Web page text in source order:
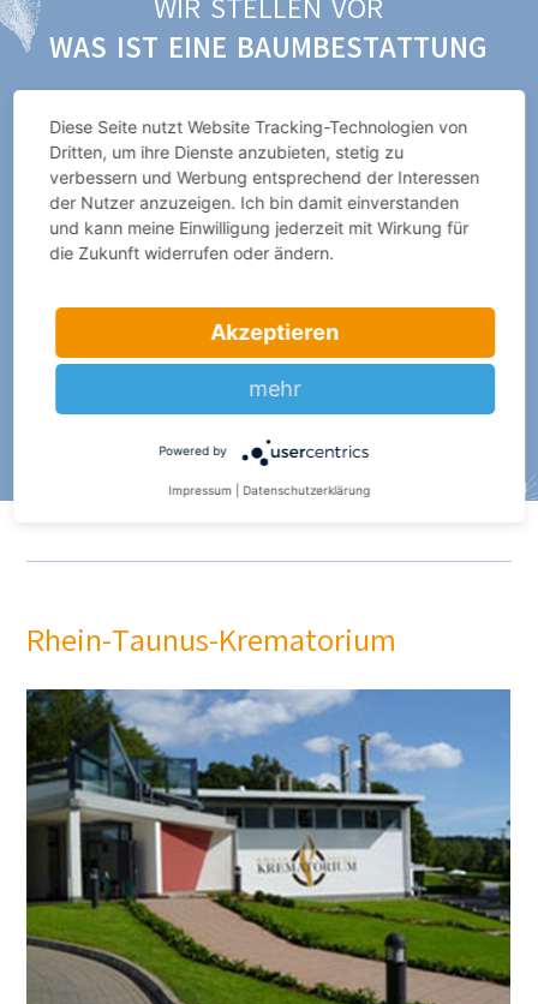
WAS IST EINE BAUMBESTATTUNG
WAS IST EINE BAUMBESTATTUNG
BESTATTUNGEN FRAUND/AMELUNG
ANSEHEN
Rhein-Taunus-Krematorium
Diese Seite nutzt Website Tracking-Technologien von
Dritten, um ihre Dienste anzubieten, stetig zu
verbessern und Werbung entsprechend der Interessen
der Nutzer anzuzeigen. Ich bin damit einverstanden
und kann meine Einwilligung jederzeit mit Wirkung für
die Zukunft widerrufen oder ändern.
Akzeptieren
mehr
Powered by
Impressum Datenschutzerklärung